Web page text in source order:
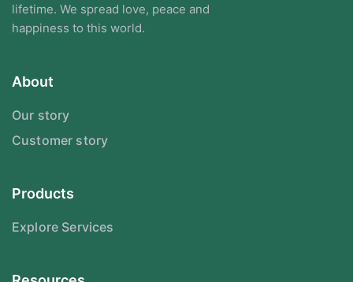
lifetime. We spread love, peace and
happiness to this world.
About
Our story
Customer story
Products
Explore Services